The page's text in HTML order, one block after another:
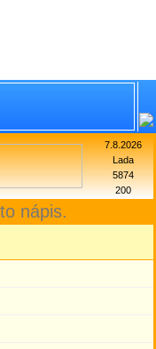
7.8.2026
Lada
5874
200
nápis.